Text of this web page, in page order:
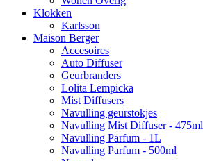
Klokken
Karlsson
Maison Berger
Accesoires
Auto Diffuser
Geurbranders
Lolita Lempicka
Mist Diffusers
Navulling geurstokjes
Navulling Mist Diffuser - 475ml
Navulling Parfum - 1L
Navulling Parfum - 500ml